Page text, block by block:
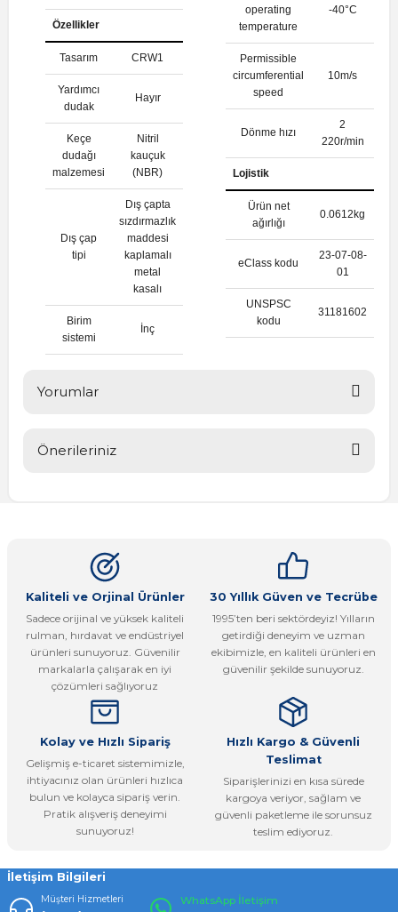
Özellikler
Tasarım CRW1
Yardımcı
dudak
Hayır
Keçe
dudağı
malzemesi
Nitril
kauçuk
(NBR)
Dış çap
tipi
Dış çapta
sızdırmazlık
maddesi
kaplamalı
metal
kasalı
Birim
sistemi
İnç
operating
temperature
-40°C
Permissible
circumferential
speed
10m/s
Dönme hızı
2
220r/min
Lojistik
Ürün net
ağırlığı
0.0612kg
eClass kodu
23-07-08-
01
UNSPSC
kodu
31181602
Yorumlar
Önerileriniz
Görüş ve önerileriniz için teşekkür ederiz.
Ürün resmi kalitesiz, bozuk veya görüntülenemiyor.
Ürün açıklamasında eksik bilgiler bulunuyor.
Ürün bilgilerinde hatalar bulunuyor.
Ürün fiyatı diğer sitelerden daha pahalı.
Bu ürüne benzer farklı alternatifler olmalı.
Gönder
Kaliteli ve Orjinal Ürünler
Sadece orijinal ve yüksek kaliteli
rulman, hırdavat ve endüstriyel
ürünleri sunuyoruz. Güvenilir
markalarla çalışarak en iyi
çözümleri sağlıyoruz
30 Yıllık Güven ve Tecrübe
1995’ten beri sektördeyiz! Yılların
getirdiği deneyim ve uzman
ekibimizle, en kaliteli ürünleri en
güvenilir şekilde sunuyoruz.
Kolay ve Hızlı Sipariş
Gelişmiş e-ticaret sistemimizle,
ihtiyacınız olan ürünleri hızlıca
bulun ve kolayca sipariş verin.
Pratik alışveriş deneyimi
sunuyoruz!
Hızlı Kargo & Güvenli
Teslimat
Siparişlerinizi en kısa sürede
kargoya veriyor, sağlam ve
güvenli paketleme ile sorunsuz
teslim ediyoruz.
İletişim Bilgileri
Müşteri Hizmetleri
WhatsApp İletişim